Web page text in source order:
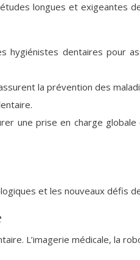
longues et exigeantes
dentaires pour
la prévention des
une prise en charge
et les nouveaux défis
L’imagerie médicale, la